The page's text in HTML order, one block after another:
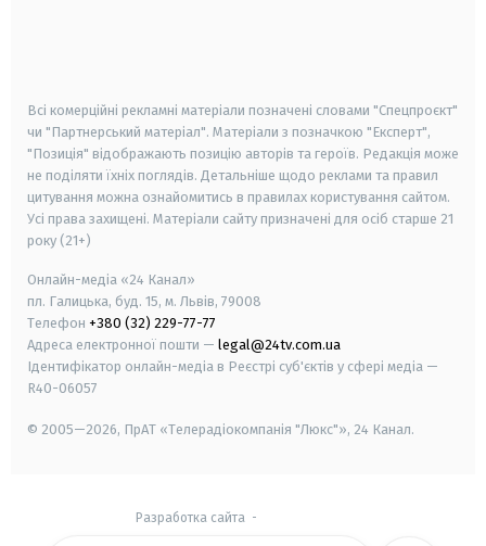
Всі комерційні рекламні матеріали позначені словами "Спецпроєкт"
чи "Партнерський матеріал". Матеріали з позначкою "Експерт",
"Позиція" відображають позицію авторів та героїв. Редакція може
не поділяти їхніх поглядів. Детальніше щодо реклами та правил
цитування можна ознайомитись в правилах користування сайтом.
Усі права захищені. Матеріали сайту призначені для осіб старше 21
року (21+)
Онлайн-медіа «24 Канал»
пл. Галицька, буд. 15, м. Львів, 79008
Телефон +380 (32) 229-77-77
Адреса електронної пошти — legal@24tv.com.ua
Ідентифікатор онлайн-медіа в Реєстрі суб'єктів у сфері медіа —
R40-06057
© 2005—2026, ПрАТ «Телерадіокомпанія "Люкс"», 24 Канал.
Разработка сайта -